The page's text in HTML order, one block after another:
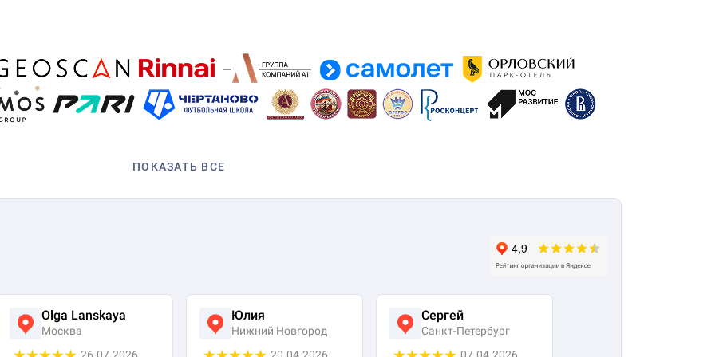
ПОКАЗАТЬ ВСЕ
Olga Lanskaya
Москва
Юлия
Нижний Новгород
Сергей
Санкт-Петербург